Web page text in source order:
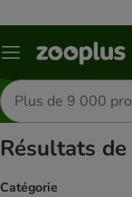
Menu
Rechercher
des
produits
Résultats de
Catégorie